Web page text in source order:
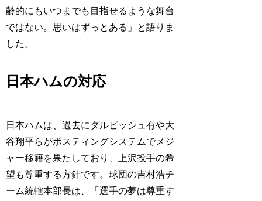
齢的にもいつまでも目指せるような舞台
ではない。思いはずっとある」と語りま
した。
日本ハムの対応
日本ハムは、過去にダルビッシュ有や大
谷翔平らがポスティングシステムでメジ
ャー移籍を果たしており、上沢投手の希
望も尊重する方針です。球団の吉村浩チ
ーム統轄本部長は、「選手の夢は尊重す